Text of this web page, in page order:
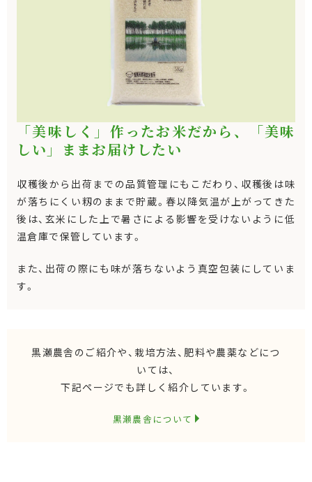
「美味しく」作ったお米だから、「美味
しい」ままお届けしたい
収穫後から出荷までの品質管理にもこだわり、収穫後は味
が落ちにくい籾のままで貯蔵。春以降気温が上がってきた
後は、玄米にした上で暑さによる影響を受けないように低
温倉庫で保管しています。
また、出荷の際にも味が落ちないよう真空包装にしていま
す。
黒瀬農舎のご紹介や、栽培方法、肥料や農薬などにつ
いては、
下記ページでも詳しく紹介しています。
黒瀬農舎について